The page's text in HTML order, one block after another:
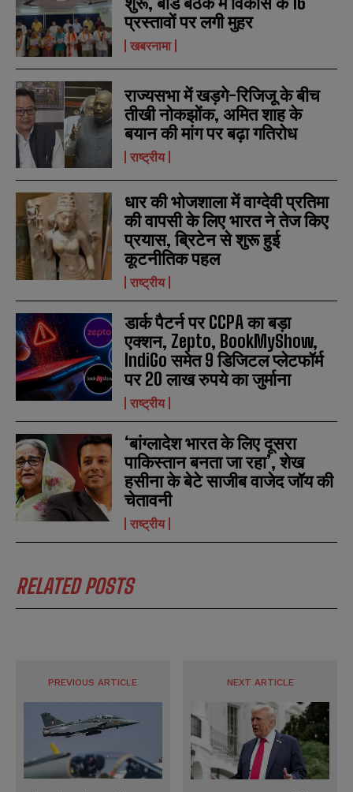
N
a
m
e
*m
a
l
*
N
u
m
b
e
r
s
SUBMIT
N
a
m
e
*m
a
l
*
N
u
m
b
e
r
s
SUBMIT
प्रस्तावों पर लगी मुहर
खबरनामा
राज्यसभा में खड़गे-रिजिजू के बीच
तीखी नोकझोंक, अमित शाह के
बयान की मांग पर बढ़ा गतिरोध
राष्ट्रीय
धार की भोजशाला में वाग्देवी प्रतिमा
की वापसी के लिए भारत ने तेज किए
प्रयास, ब्रिटेन से शुरू हुई
कूटनीतिक पहल
राष्ट्रीय
डार्क पैटर्न पर CCPA का बड़ा
एक्शन, Zepto, BookMyShow,
IndiGo समेत 9 डिजिटल प्लेटफॉर्म
पर 20 लाख रुपये का जुर्माना
राष्ट्रीय
‘बांग्लादेश भारत के लिए दूसरा
पाकिस्तान बनता जा रहा’, शेख
हसीना के बेटे साजीब वाजेद जॉय की
चेतावनी
राष्ट्रीय
RELATED POSTS
PREVIOUS ARTICLE NEXT ARTICLE